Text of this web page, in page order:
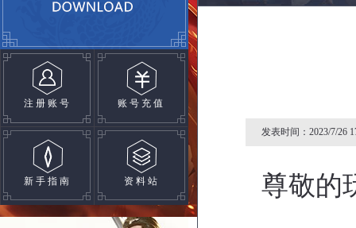
注册账号 账号充值
新手指南 资料站
发表时间：2023/7/26
尊敬的